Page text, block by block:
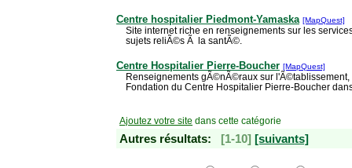
Centre hospitalier Piedmont-Yamaska [MapQuest]
Site internet riche en renseignements sur les
sujets reliÃ©s Ã la santÃ©.
Centre Hospitalier Pierre-Boucher [MapQuest]
Renseignements gÃ©nÃ©raux sur
Fondation du Centre Hospitalier Pierre-Boucher
Ajoutez votre site dans cette catégorie
Autres résultats: [1-10] [suivants]